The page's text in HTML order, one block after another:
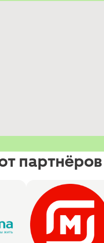
партнёров